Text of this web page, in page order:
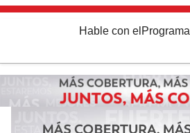
Hable con el Programa